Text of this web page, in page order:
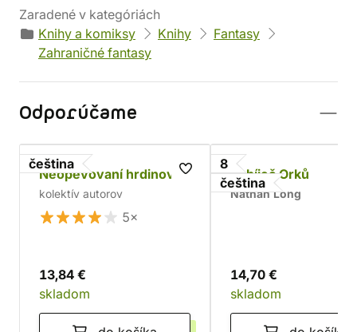
Zaradené v kategóriách
Knihy a komiksy
Knihy
Fantasy
Zahraničné fantasy
Odporúčame
čeština
Neopěvovaní hrdinové
kolektív autorov
5×
13,84 €
skladom
8
čeština
Zabíječ Orků
Nathan Long
14,70 €
skladom